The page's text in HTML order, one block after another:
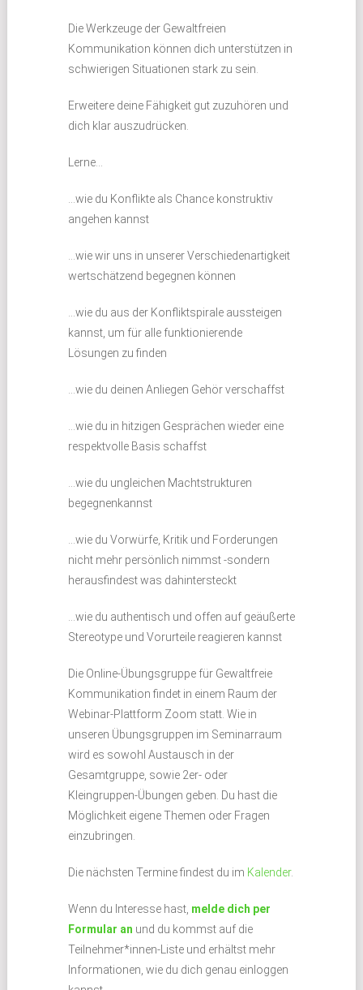
Die Werkzeuge der Gewaltfreien
Kommunikation können dich unterstützen in
schwierigen Situationen stark zu sein.
Erweitere deine Fähigkeit gut zuzuhören und
dich klar auszudrücken.
Lerne…
…wie du Konflikte als Chance konstruktiv
angehen kannst
…wie wir uns in unserer Verschiedenartigkeit
wertschätzend begegnen können
…wie du aus der Konfliktspirale aussteigen
kannst, um für alle funktionierende
Lösungen zu finden
…wie du deinen Anliegen Gehör verschaffst
…wie du in hitzigen Gesprächen wieder eine
respektvolle Basis schaffst
…wie du ungleichen Machtstrukturen
begegnenkannst
…wie du Vorwürfe, Kritik und Forderungen
nicht mehr persönlich nimmst -sondern
herausfindest was dahintersteckt
…wie du authentisch und offen auf geäußerte
Stereotype und Vorurteile reagieren kannst
Die Online-Übungsgruppe für Gewaltfreie
Kommunikation findet in einem Raum der
Webinar-Plattform Zoom statt. Wie in
unseren Übungsgruppen im Seminarraum
wird es sowohl Austausch in der
Gesamtgruppe, sowie 2er- oder
Kleingruppen-Übungen geben. Du hast die
Möglichkeit eigene Themen oder Fragen
einzubringen.
Die nächsten Termine findest du im Kalender.
Wenn du Interesse hast, melde dich per
Formular an und du kommst auf die
Teilnehmer*innen-Liste und erhältst mehr
Informationen, wie du dich genau einloggen